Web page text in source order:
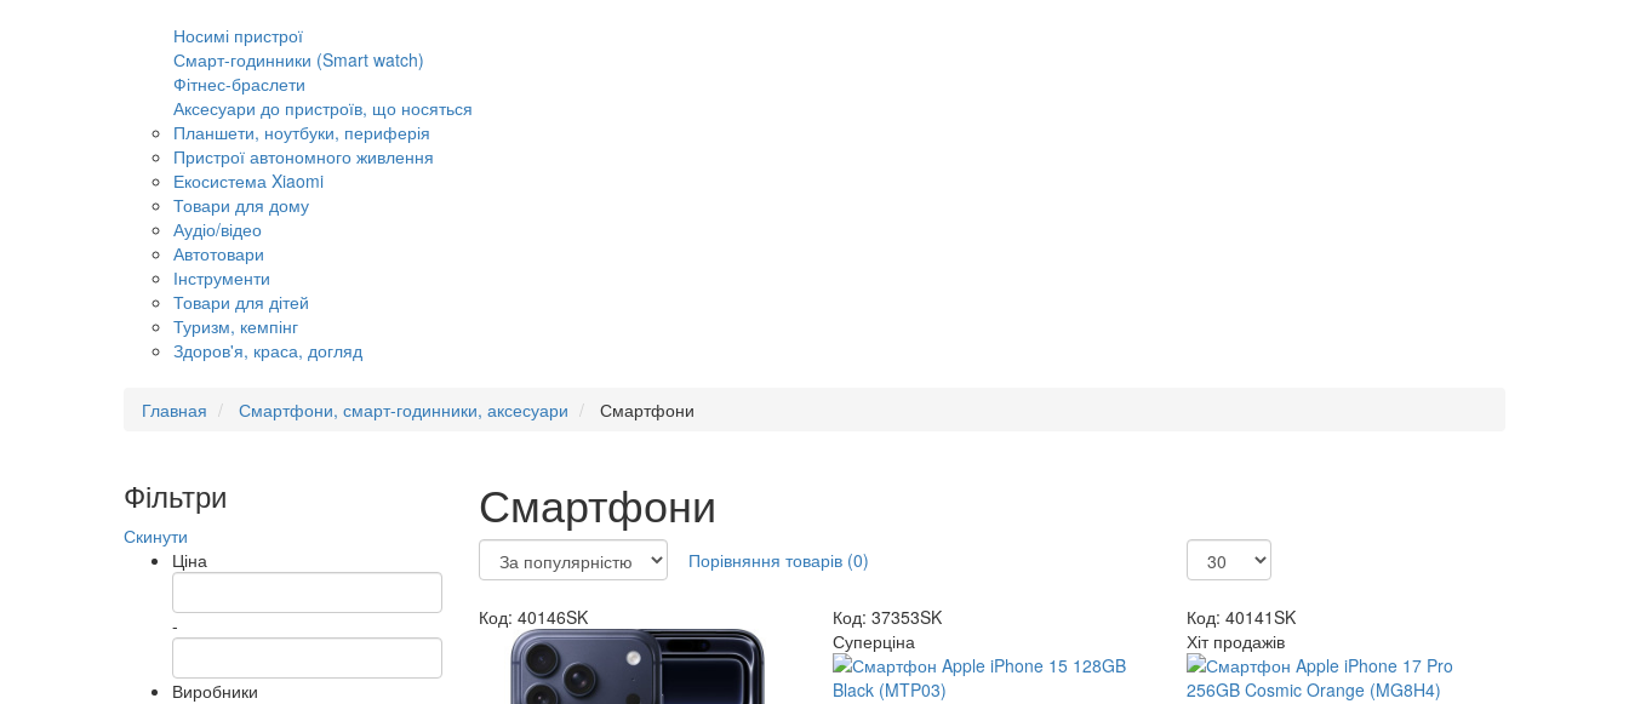
Носимі пристрої
Смарт-годинники (Smart watch)
Фітнес-браслети
Аксесуари до пристроїв, що носяться
Планшети, ноутбуки, периферія
Пристрої автономного живлення
Екосистема Xiaomi
Товари для дому
Аудіо/відео
Автотовари
Інструменти
Товари для дітей
Туризм, кемпінг
Здоров'я, краса, догляд
Главная Смартфони, смарт-годинники, аксесуари Смартфони
Фільтри
Скинути
Ціна
-
Виробники
Смартфони
Порівняння товарів (0)
Код: 40146SK
Код: 37353SK
Суперціна
Код: 40141SK
Хіт продажів